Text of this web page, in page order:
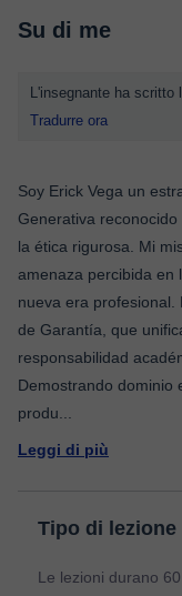
Su di me
L'insegnante ha scritto
Tradurre ora
Soy Erick Vega un
Generativa
la ética rigurosa. Mi
amenaza percibida en
nueva era profesional.
de Garantía, que
responsabilidad
Demostrando dominio
produ
Leggi di più
Tipo di lezione
Le lezioni durano